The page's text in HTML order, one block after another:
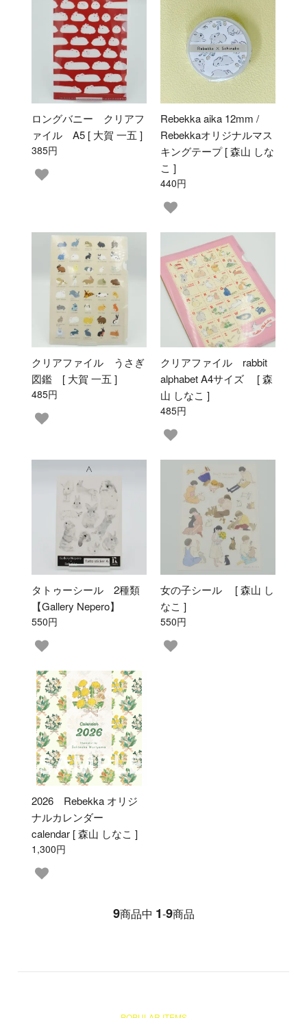
ロングバニー クリアフ
ァイル A5 [ 大賀 一五 ]
385円
Rebekka aika 12mm /
Rebekkaオリジナルマス
キングテープ [ 森山 しな
こ ]
440円
クリアファイル うさぎ
図鑑 [ 大賀 一五 ]
485円
クリアファイル rabbit
alphabet A4サイズ [ 森
山 しなこ ]
485円
タトゥーシール 2種類
【Gallery Nepero】
550円
女の子シール [ 森山 し
なこ ]
550円
2026 Rebekka オリジ
ナルカレンダー
calendar [ 森山 しなこ ]
1,300円
9商品中 1-9商品